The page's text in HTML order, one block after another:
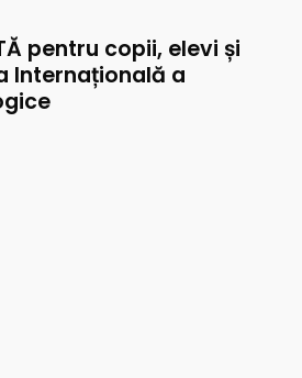
pentru copii, elevi și
Internațională a